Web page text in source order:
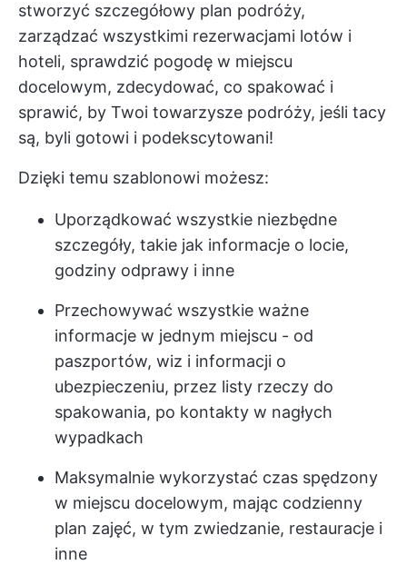
stworzyć szczegółowy plan podróży,
zarządzać wszystkimi rezerwacjami lotów i
hoteli, sprawdzić pogodę w miejscu
docelowym, zdecydować, co spakować i
sprawić, by Twoi towarzysze podróży, jeśli tacy
są, byli gotowi i podekscytowani!
Dzięki temu szablonowi możesz:
Uporządkować wszystkie niezbędne
szczegóły, takie jak informacje o locie,
godziny odprawy i inne
Przechowywać wszystkie ważne
informacje w jednym miejscu - od
paszportów, wiz i informacji o
ubezpieczeniu, przez listy rzeczy do
spakowania, po kontakty w nagłych
wypadkach
Maksymalnie wykorzystać czas spędzony
w miejscu docelowym, mając codzienny
plan zajęć, w tym zwiedzanie, restauracje i
inne